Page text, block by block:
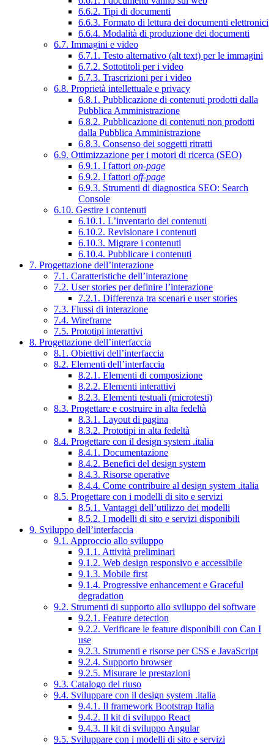
6.6.2. Tipi di documenti
6.6.3. Formato di lettura dei documenti elettronici
6.6.4. Modalità di produzione dei documenti
6.7. Immagini e video
6.7.1. Testo alternativo (alt text) per le immagini
6.7.2. Sottotitoli per i video
6.7.3. Trascrizioni per i video
6.8. Proprietà intellettuale e privacy
6.8.1. Pubblicazione di contenuti prodotti dalla
Pubblica Amministrazione
6.8.2. Pubblicazione di contenuti non prodotti
dalla Pubblica Amministrazione
6.8.3. Consenso dei soggetti ritratti
6.9. Ottimizzazione per i motori di ricerca (SEO)
6.9.1. I fattori on-page
6.9.2. I fattori off-page
6.9.3. Strumenti di diagnostica SEO: Search
Console
6.10. Gestire i contenuti
6.10.1. L’inventario dei contenuti
6.10.2. Revisionare i contenuti
6.10.3. Migrare i contenuti
6.10.4. Pubblicare i contenuti
7. Progettazione dell’interazione
7.1. Caratteristiche dell’interazione
7.2. User stories per definire l’interazione
7.2.1. Differenza tra scenari e user stories
7.3. Flussi di interazione
7.4. Wireframe
7.5. Prototipi interattivi
8. Progettazione dell’interfaccia
8.1. Obiettivi dell’interfaccia
8.2. Elementi dell’interfaccia
8.2.1. Elementi di composizione
8.2.2. Elementi interattivi
8.2.3. Elementi testuali (microtesti)
8.3. Progettare e costruire in alta fedeltà
8.3.1. Layout di pagina
8.3.2. Prototipi in alta fedeltà
8.4. Progettare con il design system .italia
8.4.1. Documentazione
8.4.2. Benefici del design system
8.4.3. Risorse operative
8.4.4. Come contribuire al design system .italia
8.5. Progettare con i modelli di sito e servizi
8.5.1. Vantaggi dell’utilizzo dei modelli
8.5.2. I modelli di sito e servizi disponibili
9. Sviluppo dell’interfaccia
9.1. Approccio allo sviluppo
9.1.1. Attività preliminari
9.1.2. Web design responsivo e accessibile
9.1.3. Mobile first
9.1.4. Progressive enhancement e Graceful
degradation
9.2. Strumenti di supporto allo sviluppo del software
9.2.1. Feature detection
9.2.2. Verificare le feature disponibili con Can I
use
9.2.3. Strumenti e risorse per CSS e JavaScript
9.2.4. Supporto browser
9.2.5. Misurare le prestazioni
9.3. Catalogo del riuso
9.4. Sviluppare con il design system .italia
9.4.1. Il framework Bootstrap Italia
9.4.2. Il kit di sviluppo React
9.4.3. Il kit di sviluppo Angular
9.5. Sviluppare con i modelli di sito e servizi